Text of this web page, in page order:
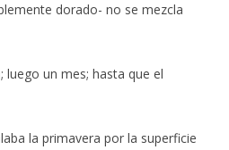
dorado- no se mezcla
un mes; hasta que el
la primavera por la superficie